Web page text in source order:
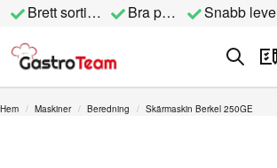
Brett sortiment Bra priser Snabb
Hem Maskiner Beredning Skärmaskin Berkel 250GE